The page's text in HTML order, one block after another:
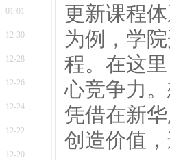
01-01
12-30
12-28
12-26
12-24
12-22
12-20
更新课程
为例，学
程。在这
心竞争力
凭借在新
创造价值